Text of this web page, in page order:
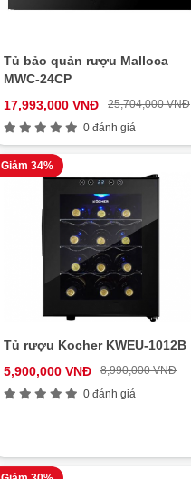
Tủ bảo quản rượu Malloca
MWC-24CP
17,993,000 VNĐ
25,704,000 VNĐ
0 đánh giá
Giảm 34%
Tủ rượu Kocher KWEU-1012B
5,900,000 VNĐ
8,990,000 VNĐ
0 đánh giá